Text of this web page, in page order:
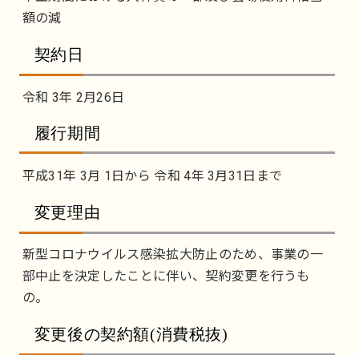
額の減
契約日
令和 3年 2月26日
履行期間
平成31年 3月 1日から 令和 4年 3月31日まで
変更理由
新型コロナウイルス感染拡大防止のため、事業の一
部中止を決定したことに伴い、契約変更を行うも
の。
変更後の契約額(消費税抜)